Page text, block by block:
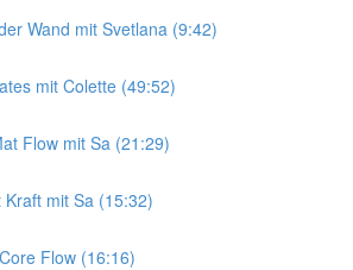
Wand mit Svetlana (9:42)
mit Colette (49:52)
Flow mit Sa (21:29)
Kraft mit Sa (15:32)
Flow (16:16)